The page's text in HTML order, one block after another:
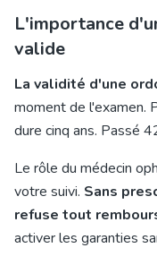
L'importance
valide
La validité d'une
moment de l'examen.
dure cinq ans. Passé
Le rôle du médecin
votre suivi. Sans
refuse tout
activer les garanties